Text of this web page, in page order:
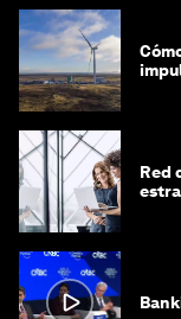
Red